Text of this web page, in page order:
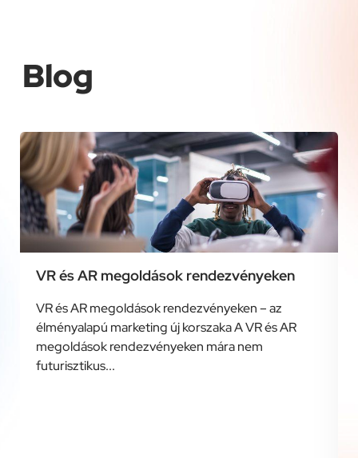
Blog
VR és AR megoldások rendezvényeken
VR és AR megoldások rendezvényeken – az
élményalapú marketing új korszaka A VR és AR
megoldások rendezvényeken mára nem
futurisztikus...